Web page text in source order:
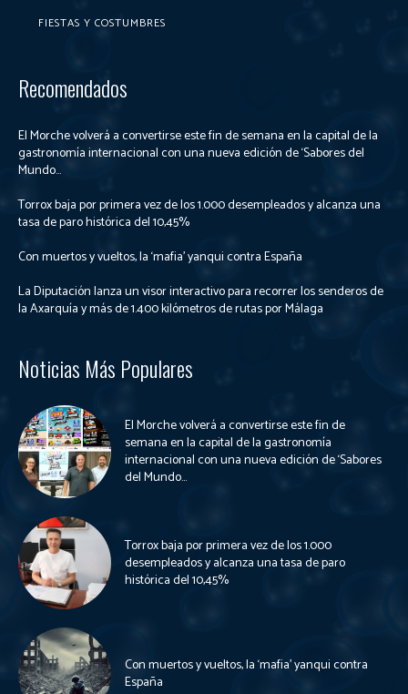
FIESTAS Y COSTUMBRES
Recomendados
El Morche volverá a convertirse este fin de semana en la capital de la
gastronomía internacional con una nueva edición de ‘Sabores del
Mundo...
Torrox baja por primera vez de los 1.000 desempleados y alcanza una
tasa de paro histórica del 10,45%
Con muertos y vueltos, la ‘mafia’ yanqui contra España
La Diputación lanza un visor interactivo para recorrer los senderos de
la Axarquía y más de 1.400 kilómetros de rutas por Málaga
Noticias Más Populares
El Morche volverá a convertirse este fin de
semana en la capital de la gastronomía
internacional con una nueva edición de ‘Sabores
del Mundo...
Torrox baja por primera vez de los 1.000
desempleados y alcanza una tasa de paro
histórica del 10,45%
Con muertos y vueltos, la ‘mafia’ yanqui contra
España